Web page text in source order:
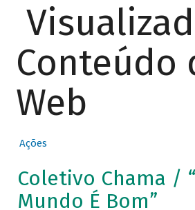
Conteúdo
Web
Ações
Coletivo Chama /
Mundo É Bom”